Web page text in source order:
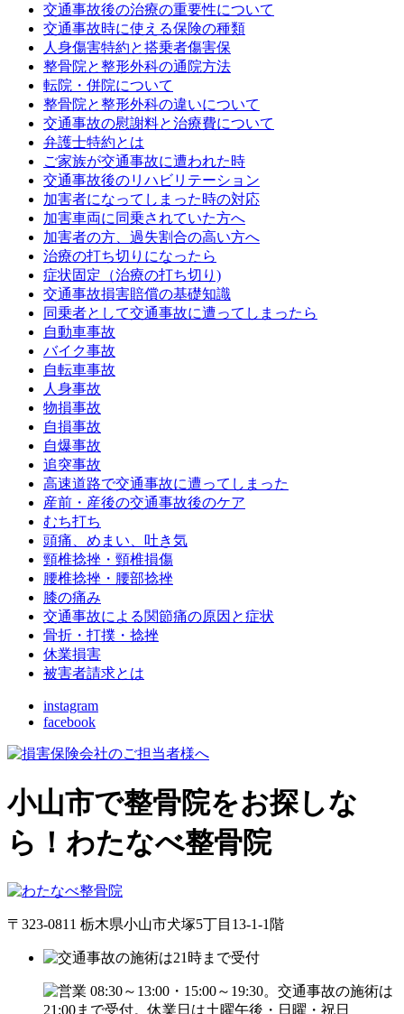
交通事故後の治療の重要性について
交通事故時に使える保険の種類
人身傷害特約と搭乗者傷害保
整骨院と整形外科の通院方法
転院・併院について
整骨院と整形外科の違いについて
交通事故の慰謝料と治療費について
弁護士特約とは
ご家族が交通事故に遭われた時
交通事故後のリハビリテーション
加害者になってしまった時の対応
加害車両に同乗されていた方へ
加害者の方、過失割合の高い方へ
治療の打ち切りになったら
症状固定（治療の打ち切り)
交通事故損害賠償の基礎知識
同乗者として交通事故に遭ってしまったら
自動車事故
バイク事故
自転車事故
人身事故
物損事故
自損事故
自爆事故
追突事故
高速道路で交通事故に遭ってしまった
産前・産後の交通事故後のケア
むち打ち
頭痛、めまい、吐き気
頸椎捻挫・頸椎損傷
腰椎捻挫・腰部捻挫
膝の痛み
交通事故による関節痛の原因と症状
骨折・打撲・捻挫
休業損害
被害者請求とは
instagram
facebook
小山市で整骨院をお探しな
ら！わたなべ整骨院
〒323-0811 栃木県小山市犬塚5丁目13-1-1階